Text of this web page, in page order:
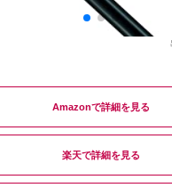
Amazon
楽天